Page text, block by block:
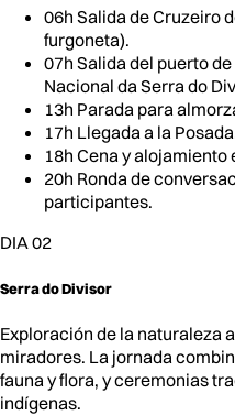
06h Salida de Cruzeiro
furgoneta).
07h Salida del puerto
Nacional da Serra do
13h Parada para
17h Llegada a la
18h Cena y alojamiento
20h Ronda de
participantes.
DIA 02
Serra do Divisor
Exploración de la naturaleza
miradores. La jornada
fauna y flora, y ceremonias
indígenas.